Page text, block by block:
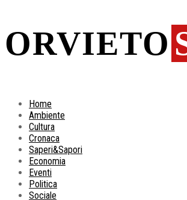
ORVIETO
Home
Ambiente
Cultura
Cronaca
Saperi&Sapori
Economia
Eventi
Politica
Sociale